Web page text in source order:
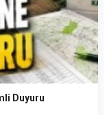
Duyuru